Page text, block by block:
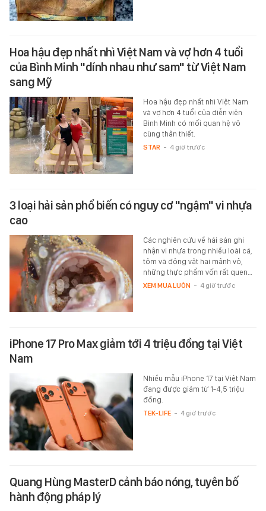
Hoa hậu đẹp nhất nhì Việt Nam và vợ hơn 4 tuổi
của Bình Minh "dính nhau như sam" từ Việt Nam
sang Mỹ
Hoa hậu đẹp nhất nhì Việt Nam
và vợ hơn 4 tuổi của diễn viên
Bình Minh có mối quan hệ vô
cùng thân thiết.
STAR - 4 giờ trước
3 loại hải sản phổ biến có nguy cơ "ngậm" vi nhựa
cao
Các nghiên cứu về hải sản ghi
nhận vi nhựa trong nhiều loài cá,
tôm và động vật hai mảnh vỏ,
những thực phẩm vốn rất quen…
XEM MUA LUÔN - 4 giờ trước
iPhone 17 Pro Max giảm tới 4 triệu đồng tại Việt
Nam
Nhiều mẫu iPhone 17 tại Việt Nam
đang được giảm từ 1-4,5 triệu
đồng.
TEK-LIFE - 4 giờ trước
Quang Hùng MasterD cảnh báo nóng, tuyên bố
hành động pháp lý